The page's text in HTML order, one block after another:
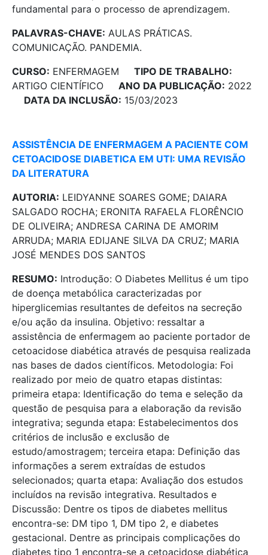
fundamental para o processo de aprendizagem.
PALAVRAS-CHAVE: AULAS PRÁTICAS.
COMUNICAÇÃO. PANDEMIA.
CURSO: ENFERMAGEM
TIPO DE TRABALHO:
ARTIGO CIENTÍFICO
ANO DA PUBLICAÇÃO: 2022
DATA DA INCLUSÃO: 15/03/2023
ASSISTÊNCIA DE ENFERMAGEM A PACIENTE COM
CETOACIDOSE DIABETICA EM UTI: UMA REVISÃO
DA LITERATURA
AUTORIA: LEIDYANNE SOARES GOME; DAIARA
SALGADO ROCHA; ERONITA RAFAELA FLORÊNCIO
DE OLIVEIRA; ANDRESA CARINA DE AMORIM
ARRUDA; MARIA EDIJANE SILVA DA CRUZ; MARIA
JOSÉ MENDES DOS SANTOS
RESUMO: Introdução: O Diabetes Mellitus é um tipo
de doença metabólica caracterizadas por
hiperglicemias resultantes de defeitos na secreção
e/ou ação da insulina. Objetivo: ressaltar a
assistência de enfermagem ao paciente portador de
cetoacidose diabética através de pesquisa realizada
nas bases de dados científicos. Metodologia: Foi
realizado por meio de quatro etapas distintas:
primeira etapa: Identificação do tema e seleção da
questão de pesquisa para a elaboração da revisão
integrativa; segunda etapa: Estabelecimentos dos
critérios de inclusão e exclusão de
estudo/amostragem; terceira etapa: Definição das
informações a serem extraídas de estudos
selecionados; quarta etapa: Avaliação dos estudos
incluídos na revisão integrativa. Resultados e
Discussão: Dentre os tipos de diabetes mellitus
encontra-se: DM tipo 1, DM tipo 2, e diabetes
gestacional. Dentre as principais complicações do
diabetes tipo 1 encontra-se a cetoacidose diabética